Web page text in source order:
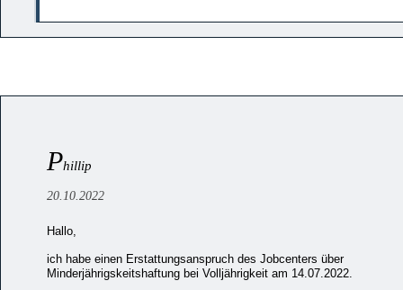
Phillip
20.10.2022
Hallo,
ich habe einen Erstattungsanspruch des Jobcenters über
Minderjährigskeitshaftung bei Volljährigkeit am 14.07.2022.